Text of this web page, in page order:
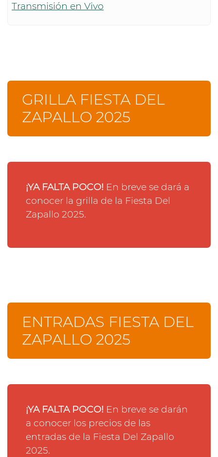
Transmisión en Vivo
GRILLA FIESTA DEL
ZAPALLO 2025
¡YA FALTA POCO! En breve se dará a
conocer la grilla de la Fiesta Del
Zapallo 2025.
ENTRADAS FIESTA DEL
ZAPALLO 2025
¡YA FALTA POCO! En breve se darán
a conocer los precios de las
entradas de la Fiesta Del Zapallo
2025.